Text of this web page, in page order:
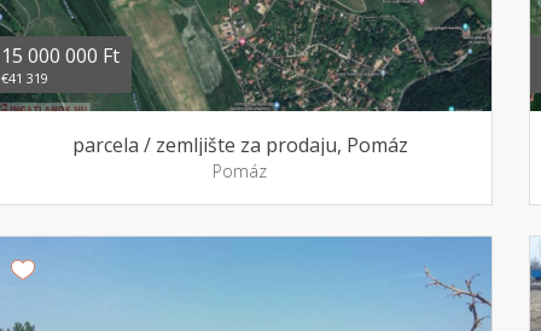
15 000 000 Ft
€41 319
parcela / zemljište za prodaju, Pomáz
Pomáz